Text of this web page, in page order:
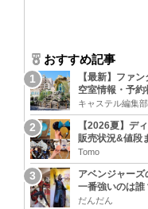
おすすめ記事
【最新】ファ
空室情報・予約
キャステル編集部
【2026夏】デ
販売状況&値段
をチェック
Tomo
アベンジャー
一番強いのは誰
だんだん